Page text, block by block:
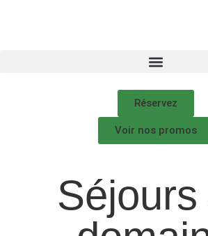
Réservez
Voir nos promos
Séjours